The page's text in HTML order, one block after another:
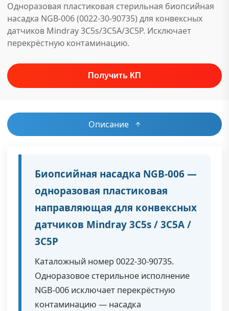
Одноразовая пластиковая стерильная биопсийная
насадка NGB-006 (0022-30-90735) для конвексных
датчиков Mindray 3C5s/3C5A/3C5P. Исключает
перекрёстную контаминацию.
Описание
Биопсийная насадка NGB-006 —
одноразовая пластиковая
направляющая для конвексных
датчиков Mindray 3C5s / 3C5A /
3C5P
Каталожный номер 0022-30-90735.
Одноразовое стерильное исполнение
NGB-006 исключает перекрёстную
контаминацию — насадка